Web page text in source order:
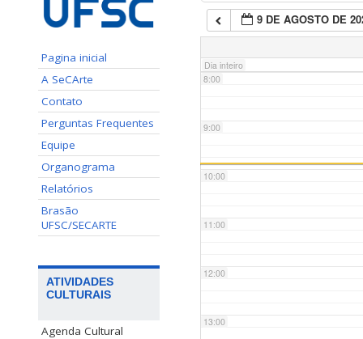
Pagina inicial
A SeCArte
Contato
Perguntas Frequentes
Equipe
Organograma
Relatórios
Brasão
UFSC/SECARTE
ATIVIDADES
CULTURAIS
Agenda Cultural
9 DE AGOSTO DE
Dia inteiro
7:00
8:00
9:00
10:00
11:00
12:00
13:00